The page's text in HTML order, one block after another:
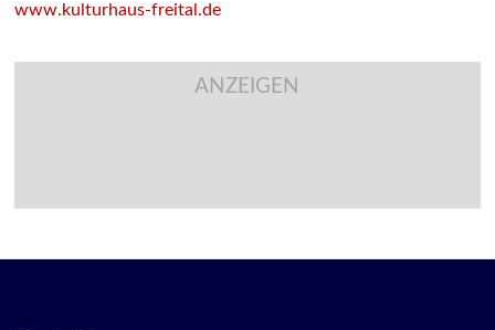
www.kulturhaus-freital.de
ANZEIGEN